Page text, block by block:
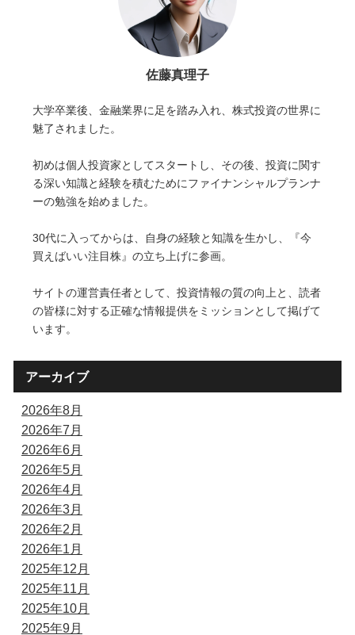
佐藤真理子
大学卒業後、金融業界に足を踏み入れ、株式投資の世界に
魅了されました。
初めは個人投資家としてスタートし、その後、投資に関す
る深い知識と経験を積むためにファイナンシャルプランナ
ーの勉強を始めました。
30代に入ってからは、自身の経験と知識を生かし、『今
買えばいい注目株』の立ち上げに参画。
サイトの運営責任者として、投資情報の質の向上と、読者
の皆様に対する正確な情報提供をミッションとして掲げて
います。
アーカイブ
2026年8月
2026年7月
2026年6月
2026年5月
2026年4月
2026年3月
2026年2月
2026年1月
2025年12月
2025年11月
2025年10月
2025年9月